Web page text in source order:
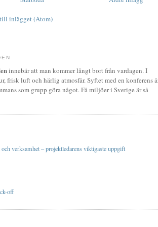
inlägget (Atom)
innebär att man kommer långt bort från vardagen. I
frisk luft och härlig atmosfär. Syftet med en konferens
som grupp göra något. Få miljöer i Sverige är så
verksamhet – projektledarens viktigaste uppgift
off